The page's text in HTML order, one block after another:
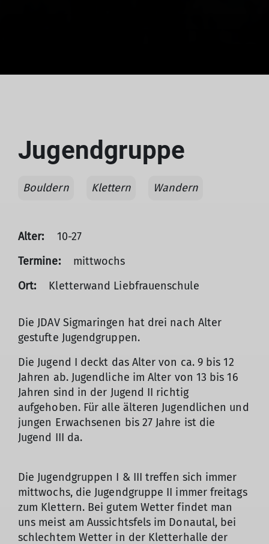
Jugendgruppe
Bouldern Klettern Wandern
Alter:
10-27
Termine:
mittwochs
Ort:
Kletterwand Liebfrauenschule
Die JDAV Sigmaringen hat drei nach Alter
gestufte Jugendgruppen.
Die Jugend I deckt das Alter von ca. 9 bis 12
Jahren ab. Jugendliche im Alter von 13 bis 16
Jahren sind in der Jugend II richtig
aufgehoben. Für alle älteren Jugendlichen und
jungen Erwachsenen bis 27 Jahre ist die
Jugend III da.
Die Jugendgruppen I & III treffen sich immer
mittwochs, die Jugendgruppe II immer freitags
zum Klettern. Bei gutem Wetter findet man
uns meist am Aussichtsfels im Donautal, bei
schlechtem Wetter in der Kletterhalle der